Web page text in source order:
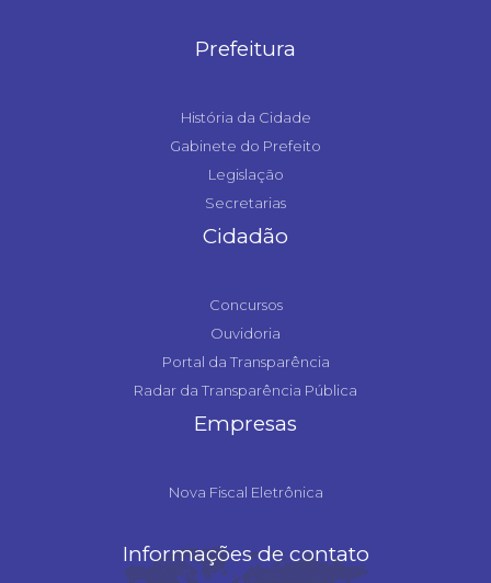
Prefeitura
História da Cidade
Gabinete do Prefeito
Legislação
Secretarias
Cidadão
Concursos
Ouvidoria
Portal da Transparência
Radar da Transparência Pública
Empresas
Nova Fiscal Eletrônica
Informações de contato